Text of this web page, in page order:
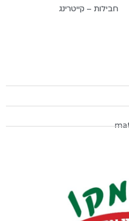
חבילות – קייטרינג